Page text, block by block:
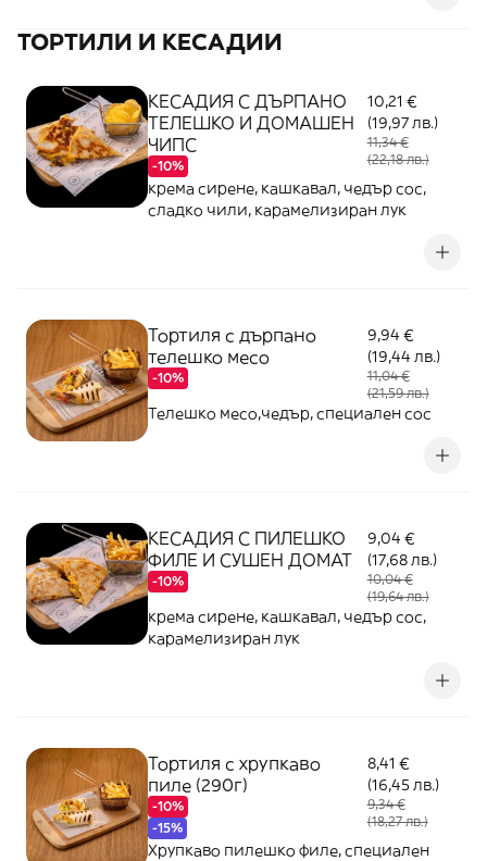
ТОРТИЛИ И КЕСАДИИ
КЕСАДИЯ С ДЪРПАНО
ТЕЛЕШКО И ДОМАШЕН
ЧИПС
-10%
10,21 €
(19,97 лв.)
11,34 €
(22,18 лв.)
крема сирене, кашкавал, чедър сос,
сладко чили, карамелизиран лук
Тортиля с дърпано
телешко месо
-10%
9,94 €
(19,44 лв.)
11,04 €
(21,59 лв.)
Телешко месо,чедър, специален сос
КЕСАДИЯ С ПИЛЕШКО
ФИЛЕ И СУШЕН ДОМАТ
-10%
9,04 €
(17,68 лв.)
10,04 €
(19,64 лв.)
крема сирене, кашкавал, чедър сос,
карамелизиран лук
Тортиля с хрупкаво
пиле (290г)
-10%
-15%
8,41 €
(16,45 лв.)
9,34 €
(18,27 лв.)
Хрупкаво пилешко филе, специален